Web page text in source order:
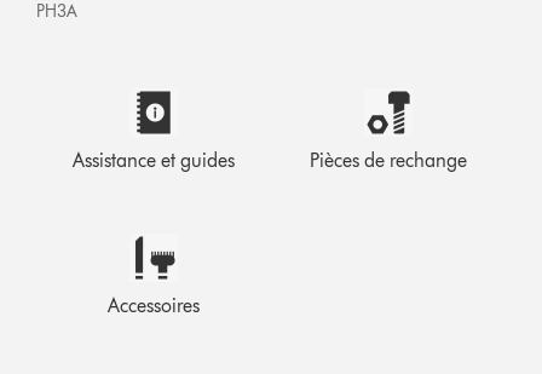
PH3A
Assistance et guides Pièces de rechange
Accessoires